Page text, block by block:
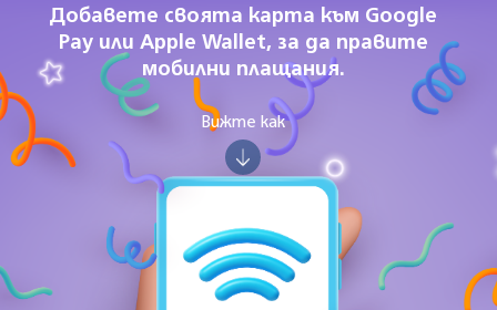
Добавете своята карта към Google
Pay или Apple Wallet, за да правите
мобилни плащания.
Вижте как